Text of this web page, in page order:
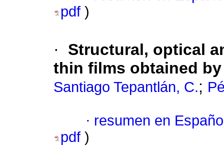
pdf )
·
Structural, optical
thin films obtained
Santiago Tepantlán, C.;
· resumen en
pdf )